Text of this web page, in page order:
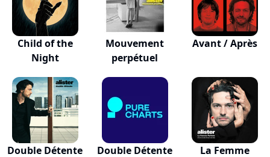
Child of the
Night
Mouvement
perpétuel
Avant / Après
Double Détente
Double Détente
La Femme